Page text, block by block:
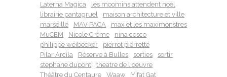
Laterna Magica
les moomins attendent noel
librairie pantagruel
maison architecture et ville
marseille
MAV PACA
max et les maximonstres
MuCEM
Nicole Crême
nina cosco
philippe weibecker
pierrot pierrette
Pilar Arcila
Réserve à Bulles sorties
sortir
stephane dupont
theatre de l oeuvre
Théâtre du Centaure
Waaw Yifat Gat